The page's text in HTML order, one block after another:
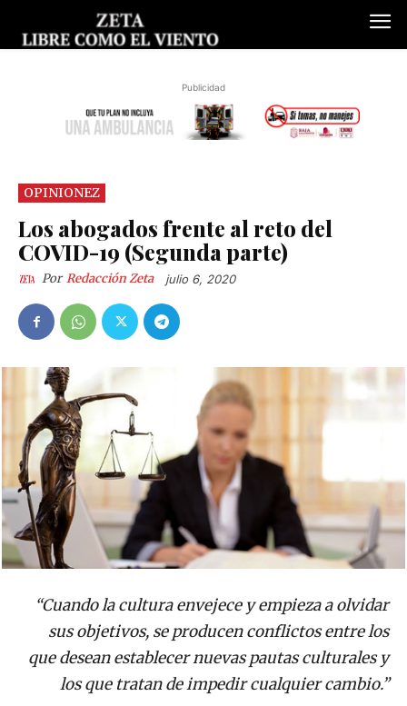
Publicidad
OPINIONEZ
Los abogados frente al reto del
COVID-19 (Segunda parte)
Por Redacción Zeta julio 6, 2020
“Cuando la cultura envejece y empieza a olvidar
sus objetivos, se producen conflictos entre los
que desean establecer nuevas pautas culturales y
los que tratan de impedir cualquier cambio.”